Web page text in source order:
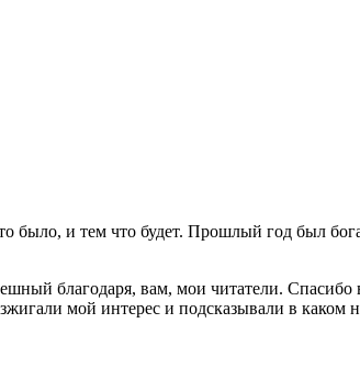
было, и тем что будет. Прошлый год был
благодаря, вам, мои читатели. Спасибо
мой интерес и подсказывали в каком